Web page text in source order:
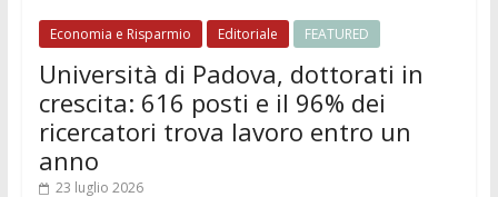
Economia e Risparmio Editoriale FEATURED
Università di Padova, dottorati in
crescita: 616 posti e il 96% dei
ricercatori trova lavoro entro un
anno
23 luglio 2026